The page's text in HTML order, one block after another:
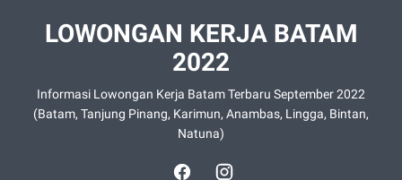
LOWONGAN KERJA BATAM
2022
Informasi Lowongan Kerja Batam Terbaru September 2022
(Batam, Tanjung Pinang, Karimun, Anambas, Lingga, Bintan,
Natuna)